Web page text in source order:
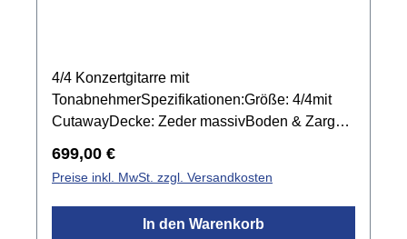
4/4 Konzertgitarre mit
TonabnehmerSpezifikationen:Größe: 4/4mit
CutawayDecke: Zeder massivBoden & Zargen:
PalisanderSteg: PalisanderSattel- &
Stegeinlage: KunststoffBindings:
EchtholzMensur: 650 mmSattelbreite: 50
mmMechanik: vergoldetTonabnehmer:
Regulärer Preis:
699,00 €
Preise inkl. MwSt. zzgl. Versandkosten
In den Warenkorb